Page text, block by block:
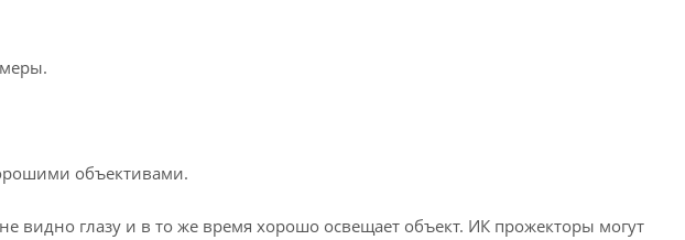
объективами.
глазу и в то же время хорошо освещает объект. ИК прожекторы могут